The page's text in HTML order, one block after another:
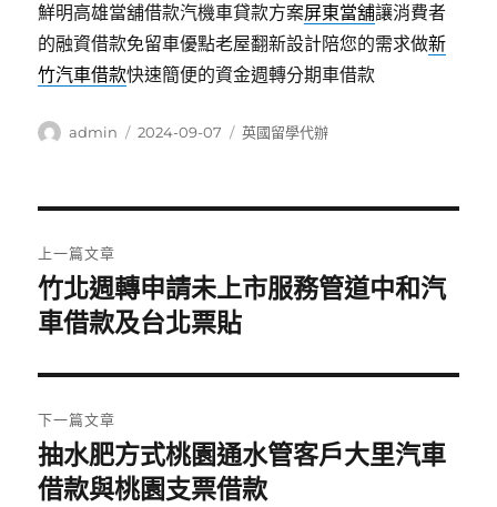
鮮明高雄當舖借款汽機車貸款方案屏東當舖‎讓消費者
的融資借款免留車優點老屋翻新設計陪您的需求做新
竹汽車借款快速簡便的資金週轉分期車借款
作
admin
發
2024-09-07
分
英國留學代辦
章
導
覽
上一篇文章
上
一
文
章:
竹北週轉申請未上市服務管道中和汽
車借款及台北票貼
下一篇文章
下
一
抽水肥方式桃園通水管客戶大里汽車
借款與桃園支票借款